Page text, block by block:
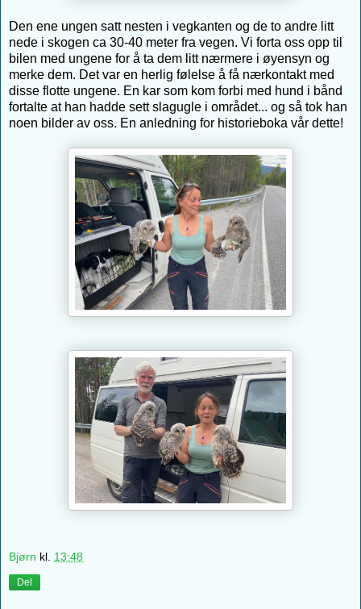
Den ene ungen satt nesten i vegkanten og de to andre litt
nede i skogen ca 30-40 meter fra vegen. Vi forta oss opp til
bilen med ungene for å ta dem litt nærmere i øyensyn og
merke dem. Det var en herlig følelse å få nærkontakt med
disse flotte ungene. En kar som kom forbi med hund i bånd
fortalte at han hadde sett slagugle i området... og så tok han
noen bilder av oss. En anledning for historieboka vår dette!
Bjørn kl. 13:48
Del